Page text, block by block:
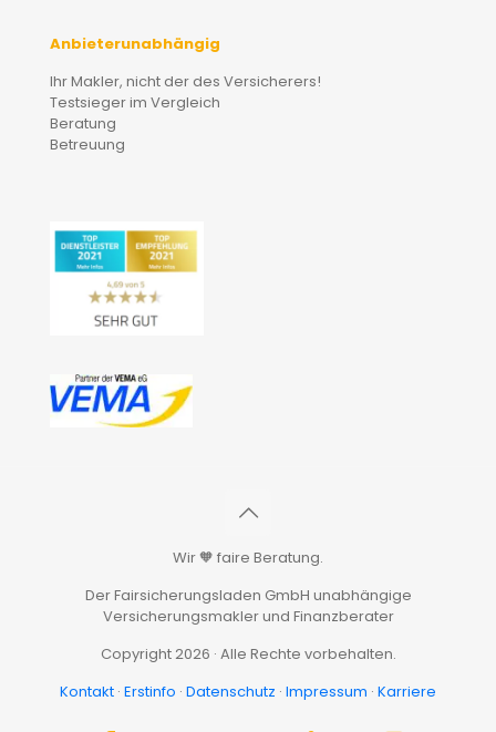
Anbieterunabhängig
Ihr Makler, nicht der des Versicherers!
Testsieger im Vergleich
Beratung
Betreuung
Wir 🧡 faire Beratung.
Der Fairsicherungsladen GmbH unabhängige
Versicherungsmakler und Finanzberater
Copyright 2026 · Alle Rechte vorbehalten.
Kontakt · Erstinfo · Datenschutz · Impressum · Karriere